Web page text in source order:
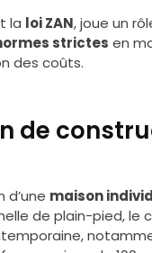
la loi ZAN, joue un
strictes en
des coûts.
de
maison
de plain-pied, le